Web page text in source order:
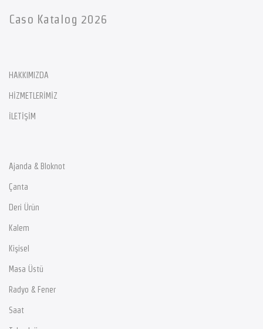
Caso Katalog 2026
HAKKIMIZDA
HİZMETLERİMİZ
İLETİŞİM
Ajanda & Bloknot
Çanta
Deri Ürün
Kalem
Kişisel
Masa Üstü
Radyo & Fener
Saat